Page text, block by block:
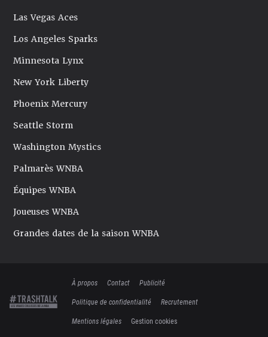
Las Vegas Aces
Los Angeles Sparks
Minnesota Lynx
New York Liberty
Phoenix Mercury
Seattle Storm
Washington Mystics
Palmarès WNBA
Équipes WNBA
Joueuses WNBA
Grandes dates de la saison WNBA
À propos Contact
Publicité
Politique de confidentialité
Recrutement
Mentions légales
Gestion cookies